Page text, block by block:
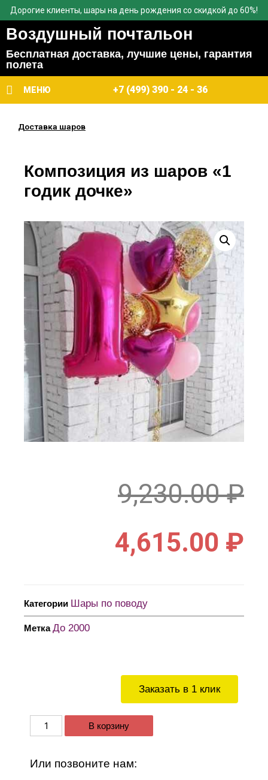
Дорогие клиенты, шары на день рождения со скидкой до 60%!
Воздушный почтальон
Бесплатная доставка, лучшие цены, гарантия
полета
МЕНЮ +7 (499) 390 - 24 - 36
Доставка шаров
Заказать в 1 клик
В корзину
Или позвоните нам:
Композиция из шаров «1
годик дочке»
9,230.00₽
4,615.00 ₽
Категории Шары по поводу
Метка До 2000